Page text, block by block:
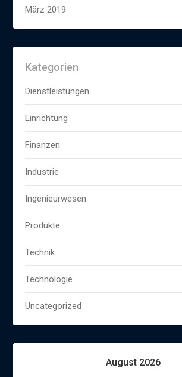
März 2019
Kategorien
Dienstleistungen
Einrichtung
Finanzen
Industrie
Ingenieurwesen
Produkte
Technik
Technologie
Uncategorized
August 2026